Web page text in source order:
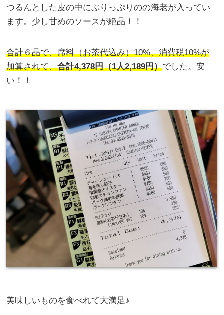
つるんとした皮の中にぷりっぷりのの海老が入ってい
ます。少し甘めのソースが絶品！！
合計６品で、席料（お茶代込み）10%、消費税10%が
加算されて、合計4,378円（1人2,189円）でした。安
い！！
美味しいものを食べれて大満足♪